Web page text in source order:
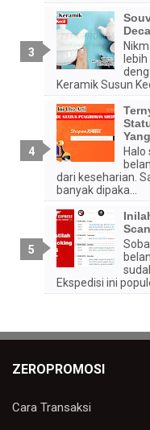
Keramik Susun
dari keseharian.
banyak dipaka...
Ekspedisi ini
ZEROPROMOSI
Cara Transaksi